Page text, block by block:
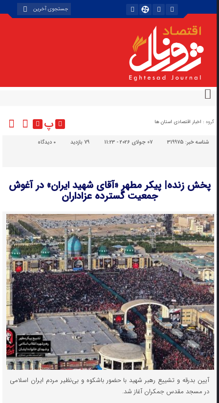
گروه : اخبار اقتصادی استان ها پ
شناسه خبر:319975 07 جولای 2026 - 11:23 79 بازدید دیدگاه
پخش زنده| پیکر مطهر «آقای شهید ایران» در آغوش
جمعیت گسترده عزاداران
آیین بدرقه و تشییع رهبر شهید با حضور باشکوه و بی‌نظیر مردم ایران اسلامی
در مسجد مقدس جمکران آغاز شد.